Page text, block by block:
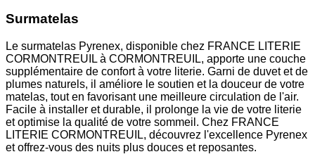
Surmatelas
Le surmatelas Pyrenex, disponible chez FRANCE LITERIE
CORMONTREUIL à CORMONTREUIL, apporte une couche
supplémentaire de confort à votre literie. Garni de duvet et de
plumes naturels, il améliore le soutien et la douceur de votre
matelas, tout en favorisant une meilleure circulation de l'air.
Facile à installer et durable, il prolonge la vie de votre literie
et optimise la qualité de votre sommeil. Chez FRANCE
LITERIE CORMONTREUIL, découvrez l'excellence Pyrenex
et offrez-vous des nuits plus douces et reposantes.